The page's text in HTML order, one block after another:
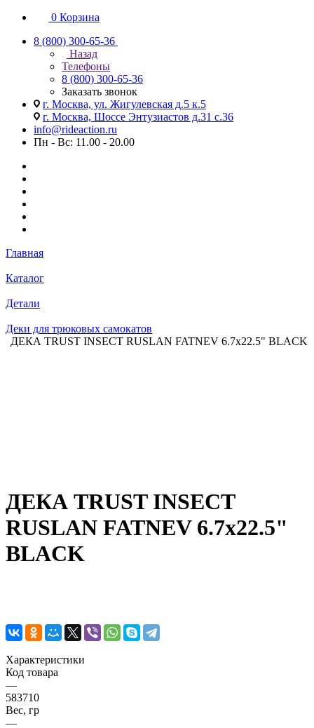
0 Корзина
8 (800) 300-65-36
Назад
Телефоны
8 (800) 300-65-36
Заказать звонок
г. Москва, ул. Жигулевская д.5 к.5
г. Москва, Шоссе Энтузиастов д.31 с.36
info@rideaction.ru
Пн - Вс: 11.00 - 20.00
Главная
Каталог
Детали
Деки для трюковых самокатов
ДЕКА TRUST INSECT RUSLAN FATNEV 6.7x22.5" BLACK
ДЕКА TRUST INSECT
RUSLAN FATNEV 6.7x22.5"
BLACK
Характеристики
Код товара
—
583710
Вес, гр
—